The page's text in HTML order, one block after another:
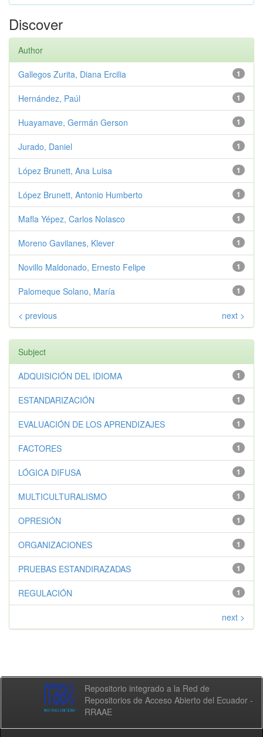
Discover
Author
1
Gallegos Zurita, Diana Ercilia
1
Hernández, Paúl
1
Huayamave, Germán Gerson
1
Jurado, Daniel
1
López Brunett, Ana Luisa
1
López Brunett, Antonio Humberto
1
Mafla Yépez, Carlos Nolasco
1
Moreno Gavilanes, Klever
1
Novillo Maldonado, Ernesto Felipe
1
Palomeque Solano, María
< previous next >
Subject
1
ADQUISICIÓN DEL IDIOMA
1
ESTANDARIZACIÓN
1
EVALUACIÓN DE LOS APRENDIZAJES
1
FACTORES
1
LÓGICA DIFUSA
1
MULTICULTURALISMO
1
OPRESIÓN
1
ORGANIZACIONES
1
PRUEBAS ESTANDIRAZADAS
1
REGULACIÓN
next >
Repositorio integrado a la Red de
Repositorios de Acceso Abierto del Ecuador -
RRAAE